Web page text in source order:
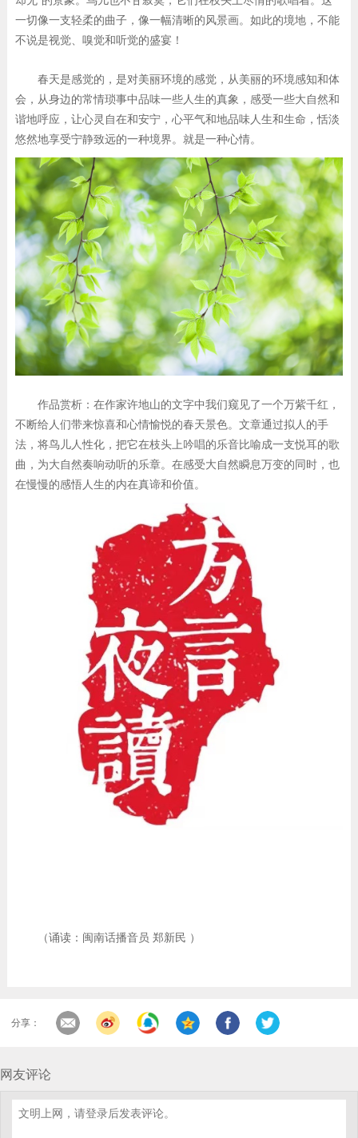
一切像一支轻柔的曲子，像一幅清晰的风景画。如此的境地，不能
不说是视觉、嗅觉和听觉的盛宴！
春天是感觉的，是对美丽环境的感觉，从美丽的环境感知和体
会，从身边的常情琐事中品味一些人生的真象，感受一些大自然和
谐地呼应，让心灵自在和安宁，心平气和地品味人生和生命，恬淡
悠然地享受宁静致远的一种境界。就是一种心情。
作品赏析：在作家许地山的文字中我们窥见了一个万紫千红，
不断给人们带来惊喜和心情愉悦的春天景色。文章通过拟人的手
法，将鸟儿人性化，把它在枝头上吟唱的乐音比喻成一支悦耳的歌
曲，为大自然奏响动听的乐章。在感受大自然瞬息万变的同时，也
在慢慢的感悟人生的内在真谛和价值。
（诵读：闽南话播音员 郑新民 ）
分享：
网友评论